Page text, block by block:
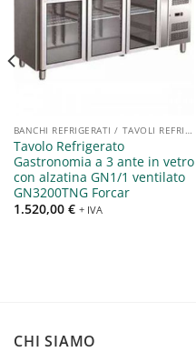
Aggiungi
alla lista
dei
desideri
BANCHI REFRIGERATI / TAVOLI REFRIGERATI / SALADETTE
Tavolo Refrigerato
Gastronomia a 3 ante in vetro
con alzatina GN1/1 ventilato
GN3200TNG Forcar
1.520,00 € + IVA
CHI SIAMO